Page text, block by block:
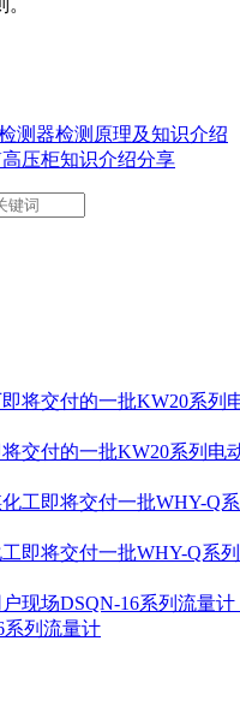
测器检测原理及知识介绍
高压柜知识介绍分享
交付的一批KW20系列电
即将交付一批WHY-Q系
系列流量计